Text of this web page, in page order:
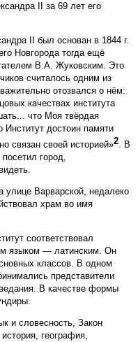
II за 69 лет его
II был основан в 1844 г.
Новгорода тогда ещё
В.А. Жуковским. Это
считалось одним из
отозвался о нём:
качествах института
что Моя твёрдая
Институт достоин памяти
связан своей историей»2. В
город,
улице Варварской, недалеко
храм во имя
соответствовал
языком — латинским. Он
классов. В одном
представители
В качестве формы
и словесность, Закон
география,